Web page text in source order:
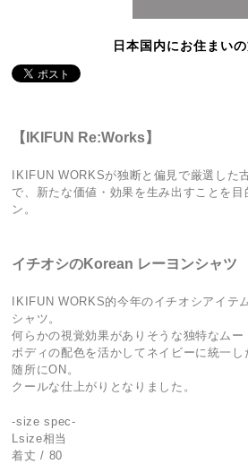
日本国内にお住まい
【IKIFUN Re:Works】
IKIFUN WORKSが独断と偏見で厳選した
で、新たな価値・効果を生み出すことを目
ン。
イチオシのKorean レーヨンシャツ
IKIFUN WORKS的今年のイチオシアイテ
シャツ。
何らかの視覚効果がありそうな独特なムー
ボディの配色を活かしてネイビーに統一
随所にON。
クールな仕上がりとなりました。
-size spec-
Lsize相当
着丈 / 80